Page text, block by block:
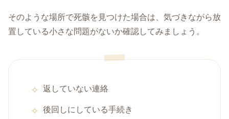
そのような場所で死骸を見つけた場合は、気づきながら放
置している小さな問題がないか確認してみましょう。
返していない連絡
後回しにしている手続き